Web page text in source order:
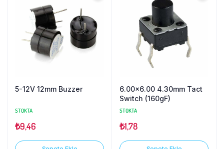
5-12V 12mm Buzzer
STOKTA
₺9,46
6.00×6.00 4.30mm Tact
Switch (160gF)
STOKTA
₺1,78